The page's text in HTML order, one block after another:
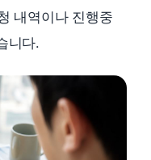
내역이나 진행중
니다.